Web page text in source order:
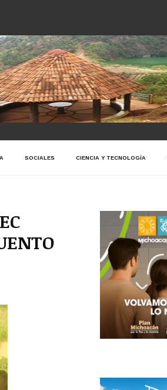
SOCIALES CIENCIA Y TECNOLOGÍA